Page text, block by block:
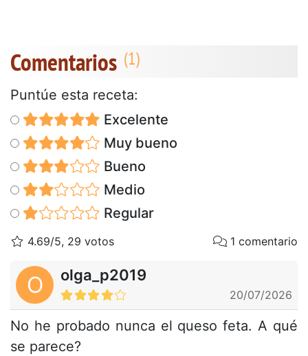
Comentarios
Puntúe esta receta:
Excelente
Muy bueno
Bueno
Medio
Regular
4.69/5, 29 votos 1 comentario
O olga_p2019
20/07/2026
No he probado nunca el queso feta. A qué
se parece?